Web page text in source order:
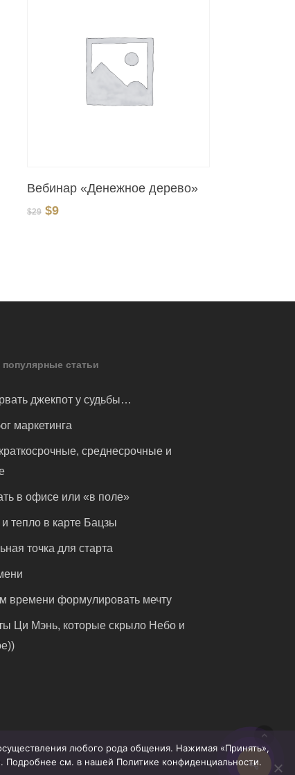
Вебинар «Денежное дерево»
$29 Первоначальная
$9Текущая
Share
статьи
джекпот у судьбы…
маркетинга
среднесрочные и
в офисе или «в поле»
тепло в карте Бацзы
точка для старта
времени формулировать мечту
Ци Мэнь, которые скрыло Небо и
любого рода общения. Нажимая «Принять»,
Подробнее см. в нашей Политике конфиденциальности.